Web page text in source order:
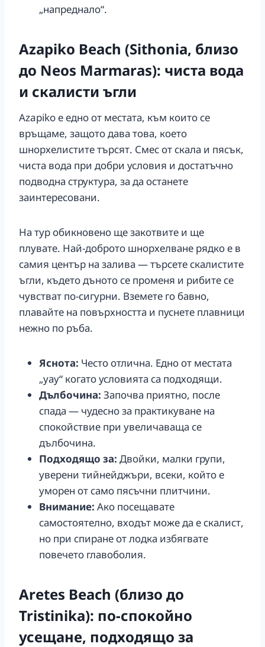
„напреднало“.
Azapiko Beach (Sithonia, близо
до Neos Marmaras): чиста вода
и скалисти ъгли
Azapiko е едно от местата, към които се
връщаме, защото дава това, което
шнорхелистите търсят. Смес от скала и пясък,
чиста вода при добри условия и достатъчно
подводна структура, за да останете
заинтересовани.
На тур обикновено ще закотвите и ще
плувате. Най-доброто шнорхелване рядко е в
самия център на залива — търсете скалистите
ъгли, където дъното се променя и рибите се
чувстват по-сигурни. Вземете го бавно,
плавайте на повърхността и пуснете плавници
нежно по ръба.
Яснота: Често отлична. Едно от местата
„уау“ когато условията са подходящи.
Дълбочина: Започва приятно, после
спада — чудесно за практикуване на
спокойствие при увеличаваща се
дълбочина.
Подходящо за: Двойки, малки групи,
уверени тийнейджъри, всеки, който е
уморен от само пясъчни плитчини.
Внимание: Ако посещавате
самостоятелно, входът може да е скалист,
но при спиране от лодка избягвате
повечето главоболия.
Aretes Beach (близо до
Tristinika): по-спокойно
усещане, подходящо за